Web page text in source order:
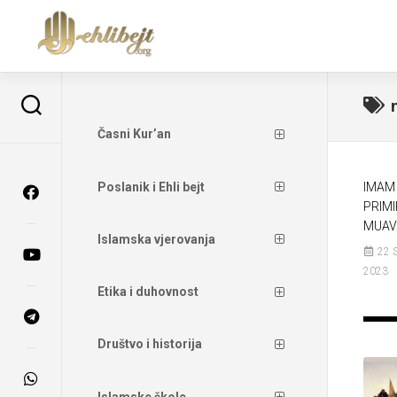
IMAM
22
2023
Časni Kur’an
Poslanik i Ehli bejt
Islamska vjerovanja
Etika i duhovnost
Društvo i historija